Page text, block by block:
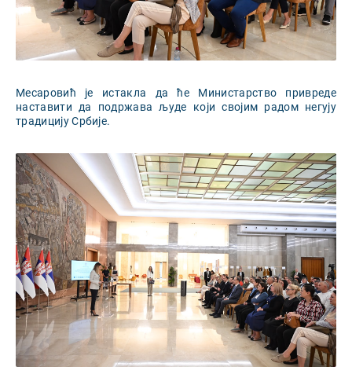
Месаровић је истакла да ће Министарство привреде
наставити да подржава људе који својим радом негују
традицију Србије.